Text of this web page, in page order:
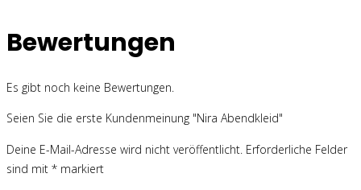
Bewertungen
Es gibt noch keine Bewertungen.
Seien Sie die erste Kundenmeinung "Nira Abendkleid"
Deine E-Mail-Adresse wird nicht veröffentlicht. Erforderliche Felder
sind mit * markiert